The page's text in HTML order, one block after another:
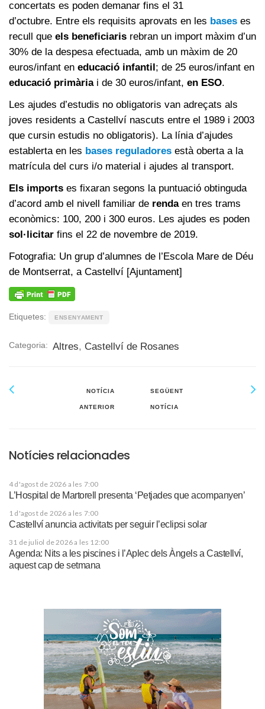
concertats es poden demanar fins el 31
d’octubre. Entre els requisits aprovats en les bases es
recull que els beneficiaris rebran un import màxim d’un
30% de la despesa efectuada, amb un màxim de 20
euros/infant en educació infantil ; de 25 euros/infant en
educació primàriai de 30 euros/infant, en ESO.
Les ajudes d’estudis no obligatoris van adreçats als
joves residents a Castellví nascuts entre el 1989 i 2003
que cursin estudis no obligatoris). La línia d’ajudes
establerta en les bases reguladores està oberta a la
matrícula del curs i/o material i ajudes al transport.
Els imports es fixaran segons la puntuació obtinguda
d’acord amb el nivell familiar de rendaen tres trams
econòmics: 100, 200 i 300 euros. Les ajudes es poden
sol·licitar fins el 22 de novembre de 2019.
Fotografia: Un grup d’alumnes de l’Escola Mare de Déu
de Montserrat, a Castellví [Ajuntament]
Etiquetes: ENSENYAMENT
Categoria: Altres, Castellví de Rosanes
NOTÍCIA
ANTERIOR
SEGÜENT
NOTÍCIA
Notícies relacionades
4 d'agost de 2026 a les 7:00
L’Hospital de Martorell presenta ‘Petjades que acompanyen’
1 d'agost de 2026 a les 7:00
Castellví anuncia activitats per seguir l’eclipsi solar
31 de juliol de 2026 a les 12:00
Agenda: Nits a les piscines i l’Aplec dels Àngels a Castellví,
aquest cap de setmana